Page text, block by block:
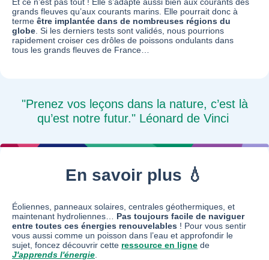
grands fleuves qu’aux courants marins. Elle pourrait donc à
terme être implantée dans de nombreuses régions du
globe . Si les derniers tests sont validés, nous pourrions
rapidement croiser ces drôles de poissons ondulants dans
tous les grands fleuves de France…
"Prenez vos leçons dans la nature, c’est là
qu’est notre futur." Léonard de Vinci
En savoir plus 💧
Éoliennes, panneaux solaires, centrales géothermiques, et
maintenant hydroliennes… Pas toujours facile de naviguer
entre toutes ces énergies renouvelables ! Pour vous sentir
vous aussi comme un poisson dans l’eau et approfondir le
sujet, foncez découvrir cette ressource en ligne de
J'apprends l'énergie